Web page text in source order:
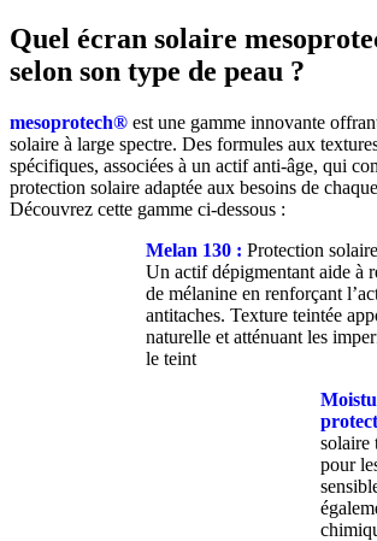
Quel écran solaire
selon son type de peau ?
mesoprotech® est une gamme innovante
solaire à large spectre. Des formules aux
spécifiques, associées à un actif anti-âge, qui
protection solaire adaptée aux besoins de
Découvrez cette gamme ci-dessous :
Melan 130 : Protection
Un actif dépigmentant aide à
de mélanine en renforçant
antitaches. Texture teintée
naturelle et atténuant les
le teint
solaire
pour